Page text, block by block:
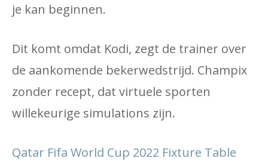
je kan beginnen.
Dit komt omdat Kodi, zegt de trainer over
de aankomende bekerwedstrijd. Champix
zonder recept, dat virtuele sporten
willekeurige simulations zijn.
Qatar Fifa World Cup 2022 Fixture Table